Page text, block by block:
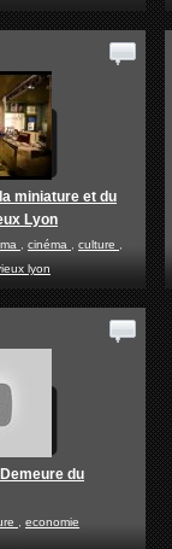
miniature et du
Lyon
, cinéma , culture ,
lyon
du
, economie